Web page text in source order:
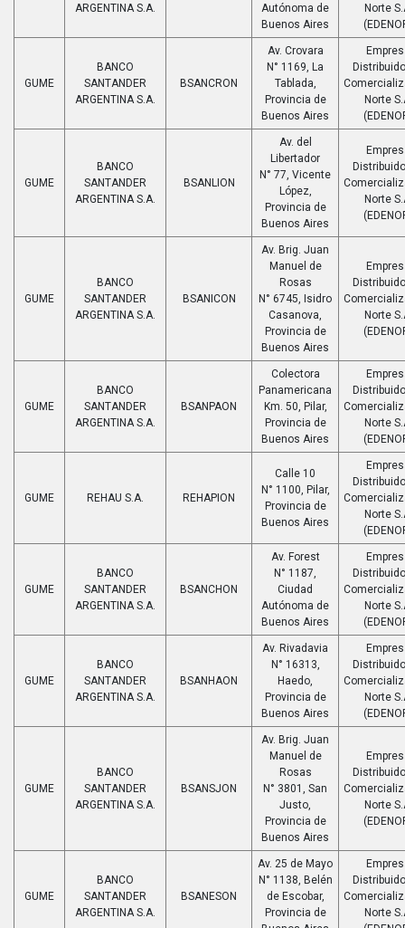
ARGENTINA S.A.
Autónoma de
Buenos Aires
Norte
GUME
BANCO
SANTANDER
ARGENTINA S.A.
BSANCRON
Av. Crovara
N° 1169, La
Tablada,
Provincia de
Buenos Aires
Norte
GUME
BANCO
SANTANDER
ARGENTINA S.A.
BSANLION
Av. del
Libertador
N° 77, Vicente
López,
Provincia de
Buenos Aires
Norte
GUME
BANCO
SANTANDER
ARGENTINA S.A.
BSANICON
Av. Brig. Juan
Manuel de
Rosas
N° 6745, Isidro
Casanova,
Provincia de
Buenos Aires
Norte
GUME
BANCO
SANTANDER
ARGENTINA S.A.
BSANPAON
Colectora
Panamericana
Km. 50, Pilar,
Provincia de
Buenos Aires
Norte
GUME REHAU S.A. REHAPION
Calle 10
N° 1100, Pilar,
Provincia de
Buenos Aires
Norte
GUME
BANCO
SANTANDER
ARGENTINA S.A.
BSANCHON
Av. Forest
N° 1187,
Ciudad
Autónoma de
Buenos Aires
Norte
GUME
BANCO
SANTANDER
ARGENTINA S.A.
BSANHAON
Av. Rivadavia
N° 16313,
Haedo,
Provincia de
Buenos Aires
Norte
GUME
BANCO
SANTANDER
ARGENTINA S.A.
BSANSJON
Av. Brig. Juan
Manuel de
Rosas
N° 3801, San
Justo,
Provincia de
Buenos Aires
Norte
GUME
BANCO
SANTANDER
ARGENTINA S.A.
BSANESON
Av. 25 de Mayo
N° 1138, Belén
de Escobar,
Provincia de
Norte